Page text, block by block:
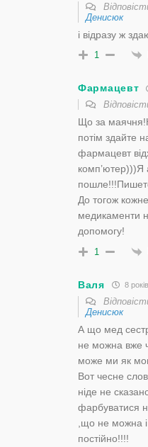
Денисюк
і відразу ж
1
Фармацевт
Що за
потім здайте
фармацевт
комп’ютер)))Я
До тогож
медикаменти
допомогу!
1
Валя 8
Денисюк
А що мед
не можна вже
може ми як
Вот чесне
ніде не
фарбуватися
,що не можна
постійно!!!!